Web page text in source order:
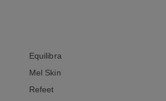
Equilibra
Mel Skin
Refeet